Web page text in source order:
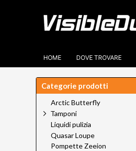
HOME DOVE TROVARE
Categorie prodotti
Arctic Butterfly
Tamponi
Liquidi pulizia
Quasar Loupe
Pompette Zeeion